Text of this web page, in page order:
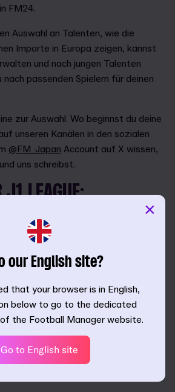
FM24.
Auswahl an Talenten, wie die
Importe in Europa zeigen, kannst
und nach jungen Talenten
passenden Spielern für deinen
zur Auswahl. Wo beginnst du deine
unseren Kanälen in den sozialen
@FM_Japan Account auf X wissen,
uns schreibst.
J1 LEAGUE:
Sapporo
our English site?
that your browser is in English,
below to go to the dedicated
of the Football Manager website.
Go to English site
×